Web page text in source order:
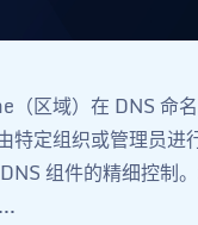
区域）在 DNS 命
特定组织或管理员进
组件的精细控制